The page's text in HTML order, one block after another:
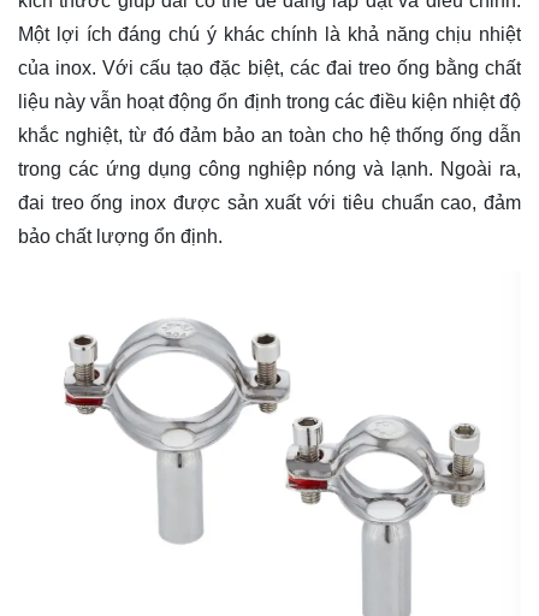
Một lợi ích đáng chú ý khác chính là khả năng chịu nhiệt
của inox. Với cấu tạo đặc biệt, các đai treo ống bằng chất
liệu này vẫn hoạt động ổn định trong các điều kiện nhiệt độ
khắc nghiệt, từ đó đảm bảo an toàn cho hệ thống ống dẫn
trong các ứng dụng công nghiệp nóng và lạnh. Ngoài ra,
đai treo ống inox được sản xuất với tiêu chuẩn cao, đảm
bảo chất lượng ổn định.